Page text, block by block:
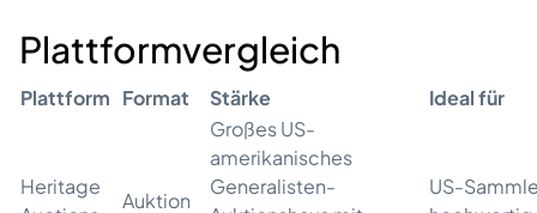
Plattformvergleich
Plattform Format Stärke Ideal für
Heritage
Auktion
Großes US-
amerikanisches
Generalisten-
US-